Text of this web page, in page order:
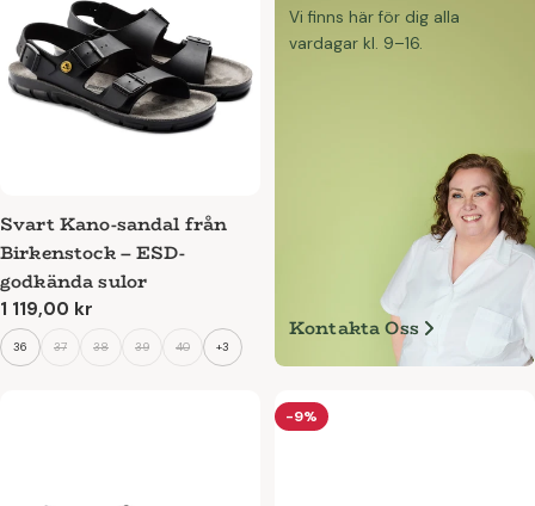
Svart Kano-sandal från
Birkenstock – ESD-
godkända sulor
Ordinarie
pris
1 119,00 kr
36 37 38 39 40 +3
Vi finns här för dig alla
vardagar kl. 9–16.
Kontakta Oss
-9%